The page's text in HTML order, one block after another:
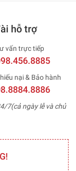
hỗ trợ
vấn trực tiếp
nại & Bảo hành
7(cả ngày lễ và chủ